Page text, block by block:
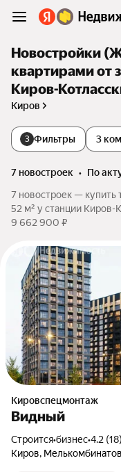
Новостройки
квартирами от
Киров-
Киров
3 Фильтры 3
7 новостроек •
по
7 новостроек —
52 м² у станции Киров-
9 662 900 ₽
Кировспецмонтаж
Видный
Строится•бизнес•4.2 (18)
Киров,